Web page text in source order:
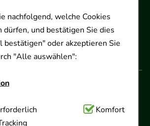
nachfolgend, welche Cookies
und bestätigen Sie dies
bestätigen" oder akzeptieren Sie
"Alle auswählen":
Hierbei handelt es sich um
Grundfunktionen unserer
Komfort
80 0 · Fax 0511 89 71 80 11